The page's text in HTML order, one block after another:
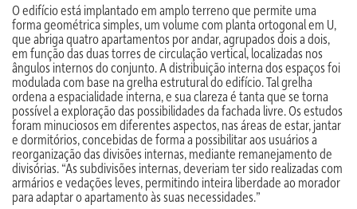
O edifício está implantado em amplo terreno que permite uma
forma geométrica simples, um volume com planta ortogonal em U,
que abriga quatro apartamentos por andar, agrupados dois a dois,
em função das duas torres de circulação vertical, localizadas nos
ângulos internos do conjunto. A distribuição interna dos espaços foi
modulada com base na grelha estrutural do edifício. Tal grelha
ordena a espacialidade interna, e sua clareza é tanta que se torna
possível a exploração das possibilidades da fachada livre. Os estudos
foram minuciosos em diferentes aspectos, nas áreas de estar, jantar
e dormitórios, concebidas de forma a possibilitar aos usuários a
reorganização das divisões internas, mediante remanejamento de
divisórias. “As subdivisões internas, deveriam ter sido realizadas com
armários e vedações leves, permitindo inteira liberdade ao morador
para adaptar o apartamento às suas necessidades.”